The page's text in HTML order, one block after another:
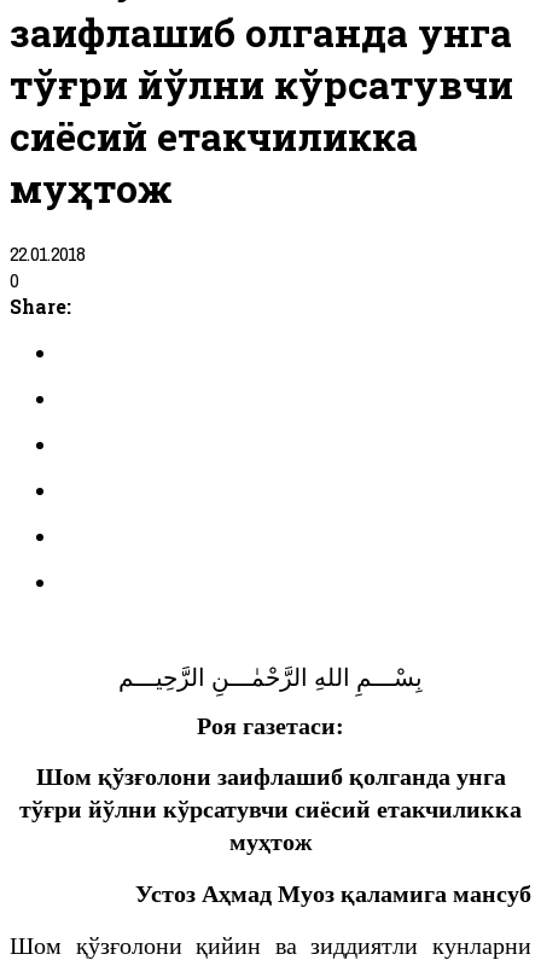
заифлашиб қолганда унга
тўғри йўлни кўрсатувчи
сиёсий етакчиликка
муҳтож
22.01.2018
0
Share:
بِسْـــمِ اللهِ الرَّحْمٰـــنِ الرَّحِيـــم
Роя газетаси:
Шом қўзғолони заифлашиб қолганда унга
тўғри йўлни кўрсатувчи сиёсий етакчиликка
муҳтож
Устоз Аҳмад Муоз қаламига мансуб
Шом қўзғолони қийин ва зиддиятли кунларни